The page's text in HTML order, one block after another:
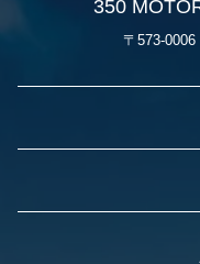
350
〒573-0006